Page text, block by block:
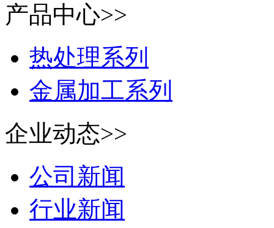
产品中心>>
热处理系列
金属加工系列
企业动态>>
公司新闻
行业新闻